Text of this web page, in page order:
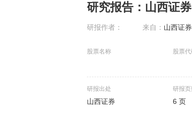
研究报告：山西证
研报作者： 来自： 山西证券
股票名称 股票
研报出处
山西证券
研报页
6 页